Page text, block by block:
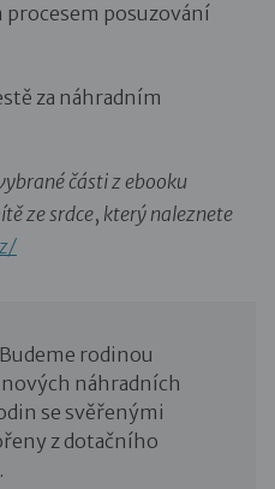
procesem posuzování
za náhradním
části z ebooku
ze srdce, který naleznete
rodinou
náhradních
se svěřenými
z dotačního